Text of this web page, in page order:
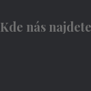
Kde nás najdete